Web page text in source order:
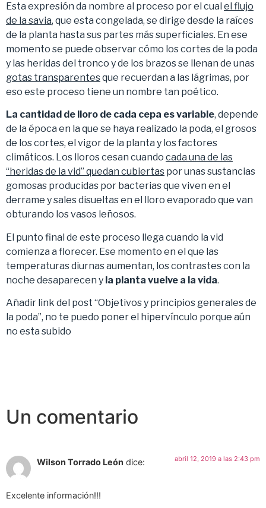
Esta expresión da nombre al proceso por el cual el flujo
de la savia, que esta congelada, se dirige desde la raíces
de la planta hasta sus partes más superficiales. En ese
momento se puede observar cómo los cortes de la poda
y las heridas del tronco y de los brazos se llenan de unas
gotas transparentesque recuerdan a las lágrimas, por
eso este proceso tiene un nombre tan poético.
La cantidad de lloro de cada cepa es variable, depende
de la época en la que se haya realizado la poda, el grosos
de los cortes, el vigor de la planta y los factores
climáticos. Los lloros cesan cuando cada una de las
“heridas de la vid” quedan cubiertas por unas sustancias
gomosas producidas por bacterias que viven en el
derrame y sales disueltas en el lloro evaporado que van
obturando los vasos leñosos.
El punto final de este proceso llega cuando la vid
comienza a florecer. Ese momento en el que las
temperaturas diurnas aumentan, los contrastes con la
noche desaparecen y la planta vuelve a la vida.
Añadir link del post “Objetivos y principios generales de
la poda”, no te puedo poner el hipervínculo porque aún
no esta subido
Un comentario
Wilson Torrado León dice: abril 12, 2019 a las 2:43 pm
Excelente información!!!